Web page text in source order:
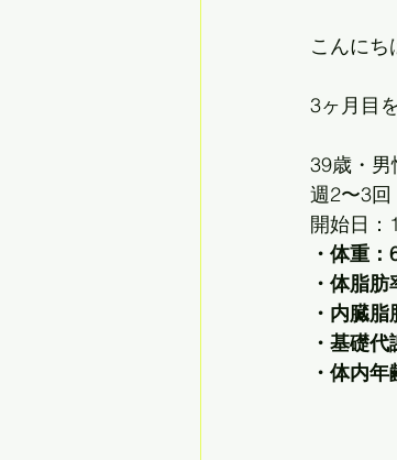
こんにち
3ヶ月目
39歳・男
週2〜3
開始日：
・体重
・体脂
・内臓
・基礎
・体内